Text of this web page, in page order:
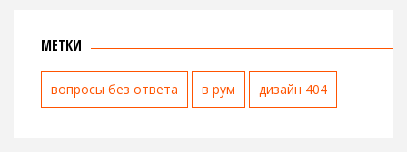
МЕТКИ
вопросы без ответа в рум дизайн 404